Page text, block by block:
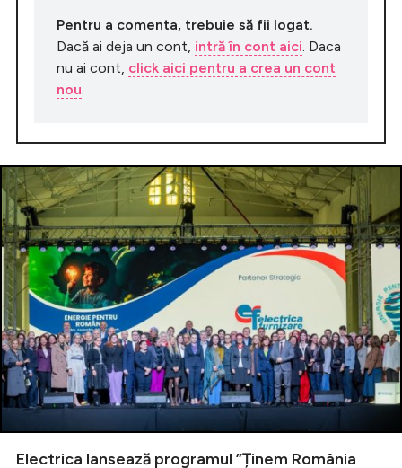
Pentru a comenta, trebuie să fii logat.
Dacă ai deja un cont, intră în cont aici . Daca
nu ai cont, click aici pentru a crea un cont
nou
Electrica lansează programul ”Ținem România